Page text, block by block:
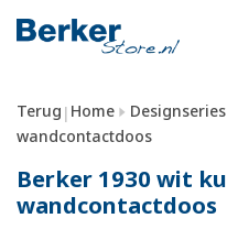
Terug | Home Designseries
wandcontactdoos
Berker 1930 wit
wandcontactdoos